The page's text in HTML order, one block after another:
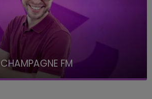
FM